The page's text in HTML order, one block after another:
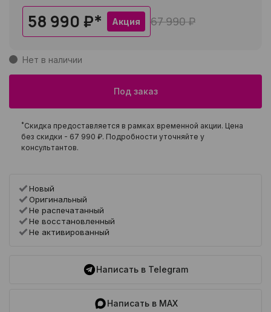
58 990 ₽* Акция 67 990 ₽
Нет в наличии
Под заказ
*Скидка предоставляется в рамках временной акции. Цена
без скидки - 67 990 ₽. Подробности уточняйте у
консультантов.
Новый
Оригинальный
Не распечатанный
Не восстановленный
Не активированный
Написать в Telegram
Написать в MAX